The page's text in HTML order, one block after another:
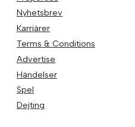
Nyhetsbrev
Karriärer
Terms & Conditions
Advertise
Händelser
Spel
Dejting